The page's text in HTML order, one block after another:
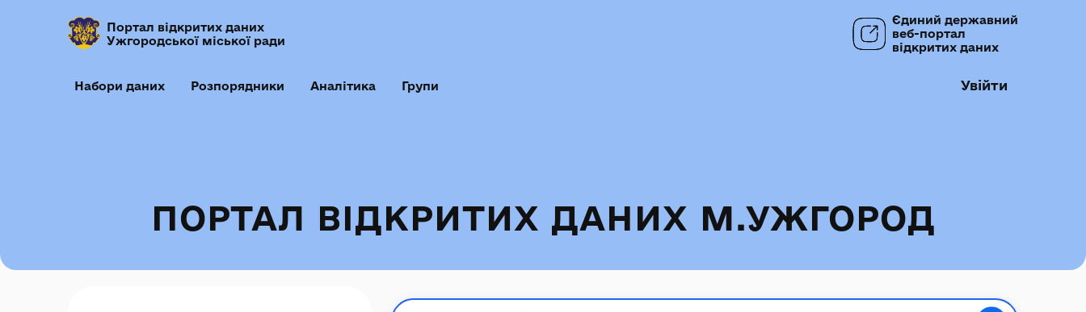
Портал відкритих даних
Ужгородської міської ради
Єдиний державний
веб-портал
відкритих даних
Набори даних Розпорядники Аналітика Групи Увійти
ПОРТАЛ ВІДКРИТИХ ДАНИХ М.УЖГОРОД